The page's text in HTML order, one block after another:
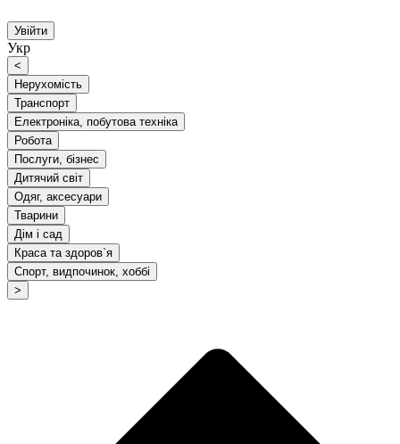
Увійти
Укр
<
Нерухомість
Транспорт
Електроніка, побутова техніка
Робота
Послуги, бізнес
Дитячий світ
Одяг, аксесуари
Тварини
Дім і сад
Краса та здоров`я
Спорт, видпочинок, хоббі
>